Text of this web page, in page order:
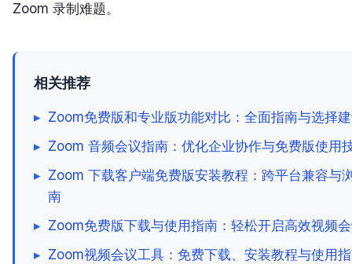
Zoom 录制难题。
相关推荐
▸ Zoom免费版和专业版功能对比：全面指南与选择
▸ Zoom 音频会议指南：优化企业协作与免费版使用
▸ Zoom 下载客户端免费版安装教程：跨平台兼容与
南
▸ Zoom免费版下载与使用指南：轻松开启高效视频
▸ Zoom视频会议工具：免费下载、安装教程与使用